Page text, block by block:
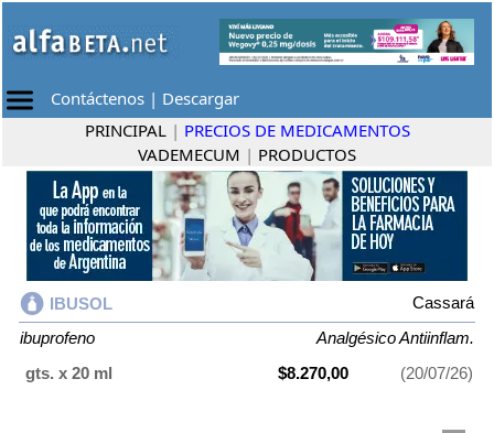
Contáctenos | Descargar
PRINCIPAL | PRECIOS DE MEDICAMENTOS
VADEMECUM | PRODUCTOS
IBUSOL
Cassará
ibuprofeno
Analgésico Antiinflam.
gts. x 20 ml
$8.270,00 (20/07/26)